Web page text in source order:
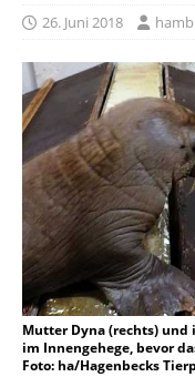
26. Juni 2018
Mutter Dyna (rechts) und
im Innengehege, bevor
Foto: ha/Hagenbecks